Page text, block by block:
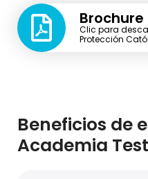
Brochure
Clic para
Protección
Beneficios de
Academia